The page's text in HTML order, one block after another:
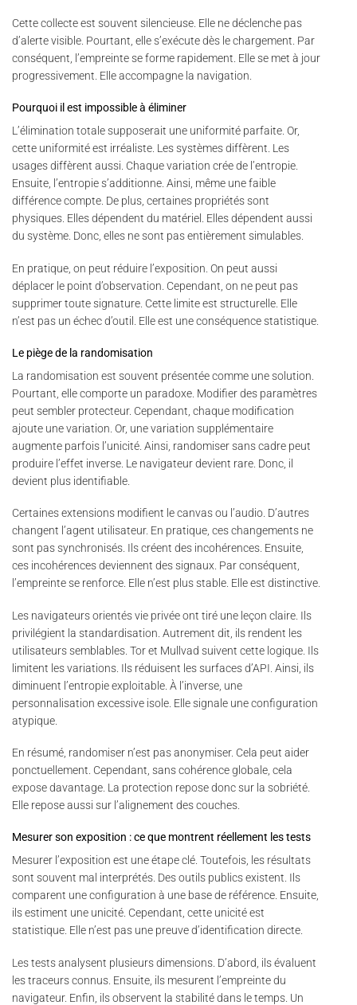
Cette collecte est souvent silencieuse. Elle ne déclenche pas
d’alerte visible. Pourtant, elle s’exécute dès le chargement. Par
conséquent, l’empreinte se forme rapidement. Elle se met à jour
progressivement. Elle accompagne la navigation.
Pourquoi il est impossible à éliminer
L’élimination totale supposerait une uniformité parfaite. Or,
cette uniformité est irréaliste. Les systèmes diffèrent. Les
usages diffèrent aussi. Chaque variation crée de l’entropie.
Ensuite, l’entropie s’additionne. Ainsi, même une faible
différence compte. De plus, certaines propriétés sont
physiques. Elles dépendent du matériel. Elles dépendent aussi
du système. Donc, elles ne sont pas entièrement simulables.
En pratique, on peut réduire l’exposition. On peut aussi
déplacer le point d’observation. Cependant, on ne peut pas
supprimer toute signature. Cette limite est structurelle. Elle
n’est pas un échec d’outil. Elle est une conséquence statistique.
Le piège de la randomisation
La randomisation est souvent présentée comme une solution.
Pourtant, elle comporte un paradoxe. Modifier des paramètres
peut sembler protecteur. Cependant, chaque modification
ajoute une variation. Or, une variation supplémentaire
augmente parfois l’unicité. Ainsi, randomiser sans cadre peut
produire l’effet inverse. Le navigateur devient rare. Donc, il
devient plus identifiable.
Certaines extensions modifient le canvas ou l’audio. D’autres
changent l’agent utilisateur. En pratique, ces changements ne
sont pas synchronisés. Ils créent des incohérences. Ensuite,
ces incohérences deviennent des signaux. Par conséquent,
l’empreinte se renforce. Elle n’est plus stable. Elle est distinctive.
Les navigateurs orientés vie privée ont tiré une leçon claire. Ils
privilégient la standardisation. Autrement dit, ils rendent les
utilisateurs semblables. Tor et Mullvad suivent cette logique. Ils
limitent les variations. Ils réduisent les surfaces d’API. Ainsi, ils
diminuent l’entropie exploitable. À l’inverse, une
personnalisation excessive isole. Elle signale une configuration
atypique.
En résumé, randomiser n’est pas anonymiser. Cela peut aider
ponctuellement. Cependant, sans cohérence globale, cela
expose davantage. La protection repose donc sur la sobriété.
Elle repose aussi sur l’alignement des couches.
Mesurer son exposition : ce que montrent réellement les tests
Mesurer l’exposition est une étape clé. Toutefois, les résultats
sont souvent mal interprétés. Des outils publics existent. Ils
comparent une configuration à une base de référence. Ensuite,
ils estiment une unicité. Cependant, cette unicité est
statistique. Elle n’est pas une preuve d’identification directe.
Les tests analysent plusieurs dimensions. D’abord, ils évaluent
les traceurs connus. Ensuite, ils mesurent l’empreinte du
navigateur. Enfin, ils observent la stabilité dans le temps. Un